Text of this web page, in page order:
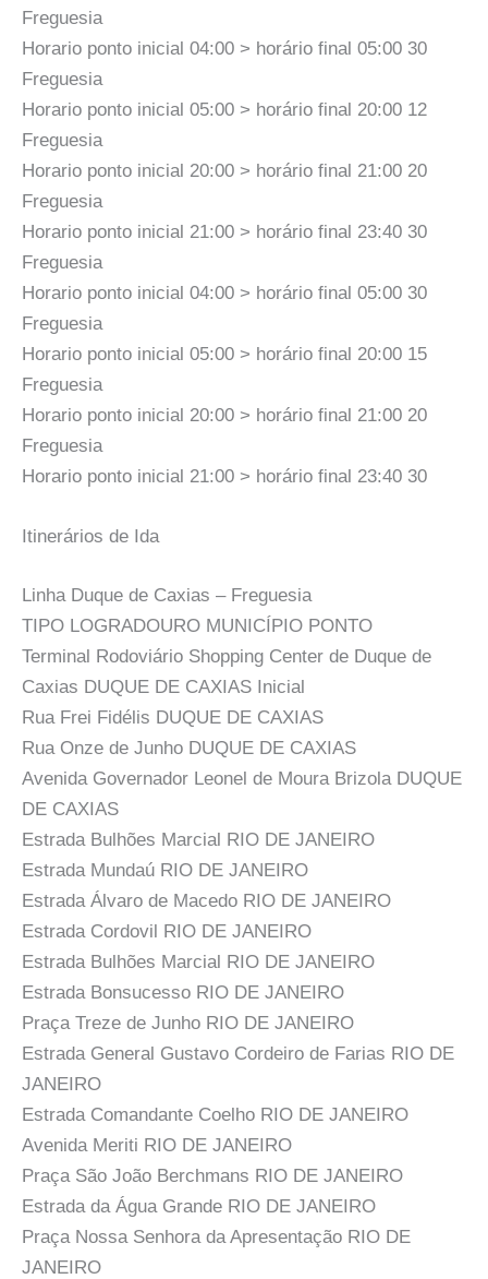
Freguesia
Horario ponto inicial 04:00 > horário final 05:00 30
Freguesia
Horario ponto inicial 05:00 > horário final 20:00 12
Freguesia
Horario ponto inicial 20:00 > horário final 21:00 20
Freguesia
Horario ponto inicial 21:00 > horário final 23:40 30
Freguesia
Horario ponto inicial 04:00 > horário final 05:00 30
Freguesia
Horario ponto inicial 05:00 > horário final 20:00 15
Freguesia
Horario ponto inicial 20:00 > horário final 21:00 20
Freguesia
Horario ponto inicial 21:00 > horário final 23:40 30
Itinerários de Ida
Linha Duque de Caxias – Freguesia
TIPO LOGRADOURO MUNICÍPIO PONTO
Terminal Rodoviário Shopping Center de Duque de
Caxias DUQUE DE CAXIAS Inicial
Rua Frei Fidélis DUQUE DE CAXIAS
Rua Onze de Junho DUQUE DE CAXIAS
Avenida Governador Leonel de Moura Brizola DUQUE
DE CAXIAS
Estrada Bulhões Marcial RIO DE JANEIRO
Estrada Mundaú RIO DE JANEIRO
Estrada Álvaro de Macedo RIO DE JANEIRO
Estrada Cordovil RIO DE JANEIRO
Estrada Bulhões Marcial RIO DE JANEIRO
Estrada Bonsucesso RIO DE JANEIRO
Praça Treze de Junho RIO DE JANEIRO
Estrada General Gustavo Cordeiro de Farias RIO DE
JANEIRO
Estrada Comandante Coelho RIO DE JANEIRO
Avenida Meriti RIO DE JANEIRO
Praça São João Berchmans RIO DE JANEIRO
Estrada da Água Grande RIO DE JANEIRO
Praça Nossa Senhora da Apresentação RIO DE
JANEIRO